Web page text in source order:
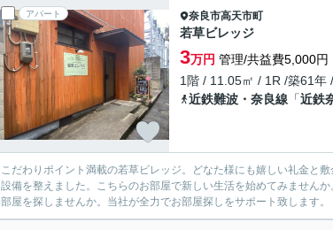
アパート 奈良市高天市町
若草ビレッジ
3万円 管理/共益費5,000円
1階 / 11.05㎡ / 1R /築61年
近鉄難波・奈良線 「近鉄
こだわりポイント満載の若草ビレッジ。どなた様にも嬉しい礼金と
設備を整えました。こちらのお部屋で新しい生活を始めてみません
部屋を探しませんか。当社が全力でお部屋探しをサポート致します。